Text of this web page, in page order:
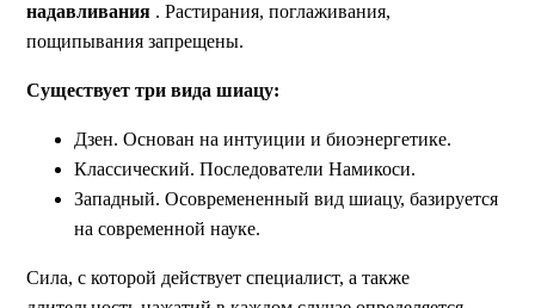
надавливания . Растирания, поглаживания,
пощипывания запрещены.
Существует три вида шиацу:
Дзен. Основан на интуиции и биоэнергетике.
Классический. Последователи Намикоси.
Западный. Осовремененный вид шиацу, базируется
на современной науке.
Сила, с которой действует специалист, а также